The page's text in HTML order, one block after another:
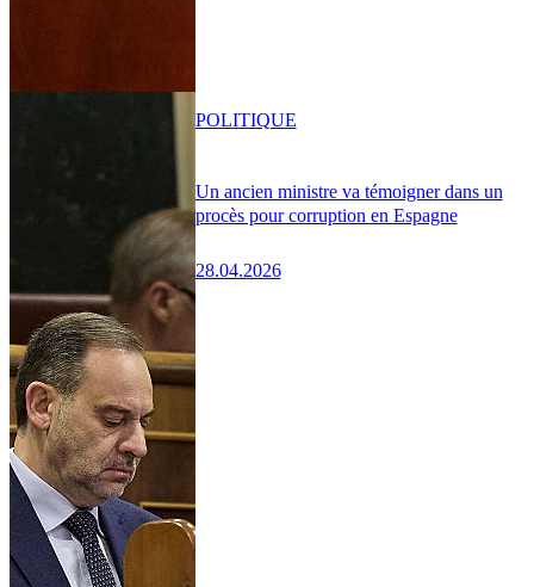
Un ancien ministre va témoigner dans un
procès pour corruption en Espagne
28.04.2026
POLITIQUE